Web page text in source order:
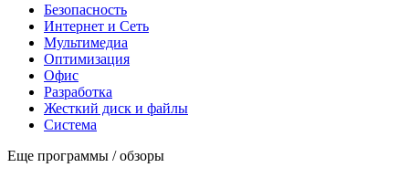
Безопасность
Интернет и Сеть
Мультимедиа
Оптимизация
Офис
Разработка
Жесткий диск и файлы
Система
Еще программы / обзоры